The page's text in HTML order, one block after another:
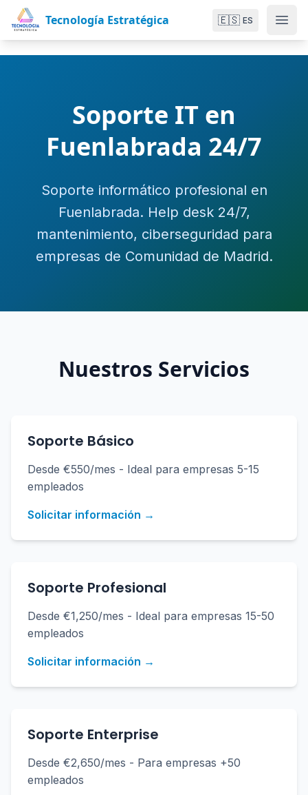
Tecnología Estratégica 🇪🇸 ES
Soporte IT en
Fuenlabrada 24/7
Soporte informático profesional en
Fuenlabrada. Help desk 24/7,
mantenimiento, ciberseguridad para
empresas de Comunidad de Madrid.
Nuestros Servicios
Soporte Básico
Desde €550/mes - Ideal para empresas 5-15
empleados
Solicitar información →
Soporte Profesional
Desde €1,250/mes - Ideal para empresas 15-50
empleados
Solicitar información →
Soporte Enterprise
Desde €2,650/mes - Para empresas +50
empleados